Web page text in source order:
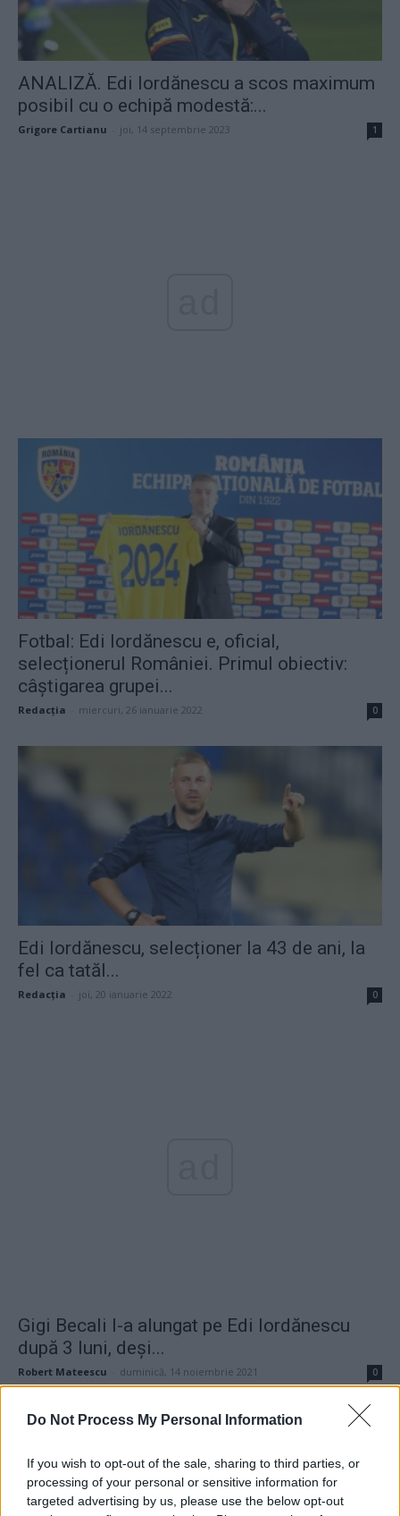
Do Not Process My Personal Information
If you wish to opt-out of the sale, sharing to third parties, or
processing of your personal or sensitive information for
targeted advertising by us, please use the below opt-out
ANALIZĂ. Edi Iordănescu a scos maximum
posibil cu o echipă modestă:...
Grigore Cartianu joi, 14 septembrie 2023 1
Fotbal: Edi Iordănescu e, oficial,
selecționerul României. Primul obiectiv:
câștigarea grupei...
Redacţia miercuri, 26 ianuarie 2022 0
Edi Iordănescu, selecționer la 43 de ani, la
fel ca tatăl...
Redacţia joi, 20 ianuarie 2022 0
Gigi Becali l-a alungat pe Edi Iordănescu
după 3 luni, deși...
Robert Mateescu duminică, 14 noiembrie 2021 0
Edi Iordănescu îi face portretul de satrap
- duminică, 14 noiembrie 2021